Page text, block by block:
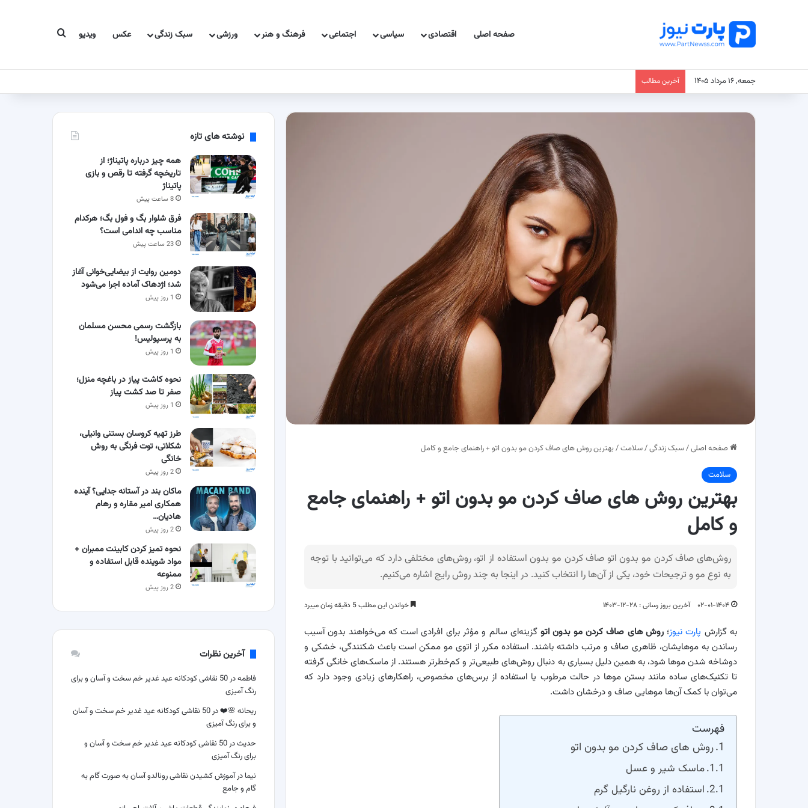
صفحه اصلی اقتصادی سیاسی اجتماعی فرهنگ و هنر ورزشی سبک زندگی عکس ویدیو جستجو برای
جمعه, ۱۶ مرداد ۱۴۰۵ آخرین مطالب
صفحه اصلی/سبک زندگی/سلامت/بهترین روش‌ های صاف کردن مو بدون اتو + راهنمای جامع و کامل
سلامت
بهترین روش‌ های صاف کردن مو بدون اتو + راهنمای جامع
و کامل
روش‌های صاف کردن مو بدون اتو صاف کردن مو بدون استفاده از اتو، روش‌های مختلفی دارد که می‌توانید با توجه
به نوع مو و ترجیحات خود، یکی از آن‌ها را انتخاب کنید. در اینجا به چند روش رایج اشاره می‌کنیم.
۰۲-۰۱-۱۴۰۴ آخرین بروز رسانی : ۲۸-۱۲-۱۴۰۳ خواندن این مطلب 5 دقیقه زمان میبرد
به گزارش پارت نیوز؛روش‌ های صاف کردن مو بدون اتوگزینه‌ای سالم و مؤثر برای افرادی است که می‌خواهند بدون آسیب
رساندن به موهایشان، ظاهری صاف و مرتب داشته باشند. استفاده مکرر از اتوی مو ممکن است باعث شکنندگی، خشکی و
دوشاخه شدن موها شود، به همین دلیل بسیاری به دنبال روش‌های طبیعی‌تر و کم‌خطرتر هستند. از ماسک‌های خانگی گرفته
تا تکنیک‌های ساده مانند بستن موها در حالت مرطوب یا استفاده از برس‌های مخصوص، راهکارهای زیادی وجود دارد که
می‌توان با کمک آن‌ها موهایی صاف و درخشان داشت.
فهرست
روش‌ های صاف کردن مو بدون اتو
ماسک شیر و عسل
استفاده از روغن نارگیل گرم
نوشته های تازه
همه چیز درباره پاتیناژ؛ از
تاریخچه گرفته تا رقص و بازی
پاتیناژ
8 ساعت پیش
فرق شلوار بگ و فول بگ؛ هرکدام
مناسب چه اندامی است؟
23 ساعت پیش
دومین روایت از بیضایی‌خوانی آغاز
شد؛ اژدهاک آماده اجرا می‌شود
1 روز پیش
بازگشت رسمی محسن مسلمان
به پرسپولیس!
1 روز پیش
نحوه کاشت پیاز در باغچه منزل؛
صفر تا صد کشت پیاز
1 روز پیش
طرز تهیه کروسان بستنی وانیلی،
شکلاتی، توت فرنگی به روش
خانگی
2 روز پیش
ماکان بند در آستانه جدایی؟ آینده
همکاری امیر مقاره و رهام
هادیان…
2 روز پیش
نحوه تمیز کردن کابینت ممبران +
مواد شوینده قابل استفاده و
ممنوعه
2 روز پیش
آخرین نظرات
فاطمهدر
50 نقاشی کودکانه عید غدیر خم سخت و آسان و برای
رنگ آمیزی
ریحانه 🌸❤️در
50 نقاشی کودکانه عید غدیر خم سخت و آسان
و برای رنگ آمیزی
حدیثدر
50 نقاشی کودکانه عید غدیر خم سخت و آسان و
برای رنگ آمیزی
نیما درآموزش کشیدن نقاشی رونالدو آسان به صورت گام به
گام و جامع